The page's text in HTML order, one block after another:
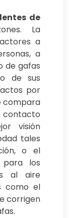
lentes de
La
a
a
de gafas
de sus
por
compara
visión
tales
o el
para los
al aire
como el
corrigen